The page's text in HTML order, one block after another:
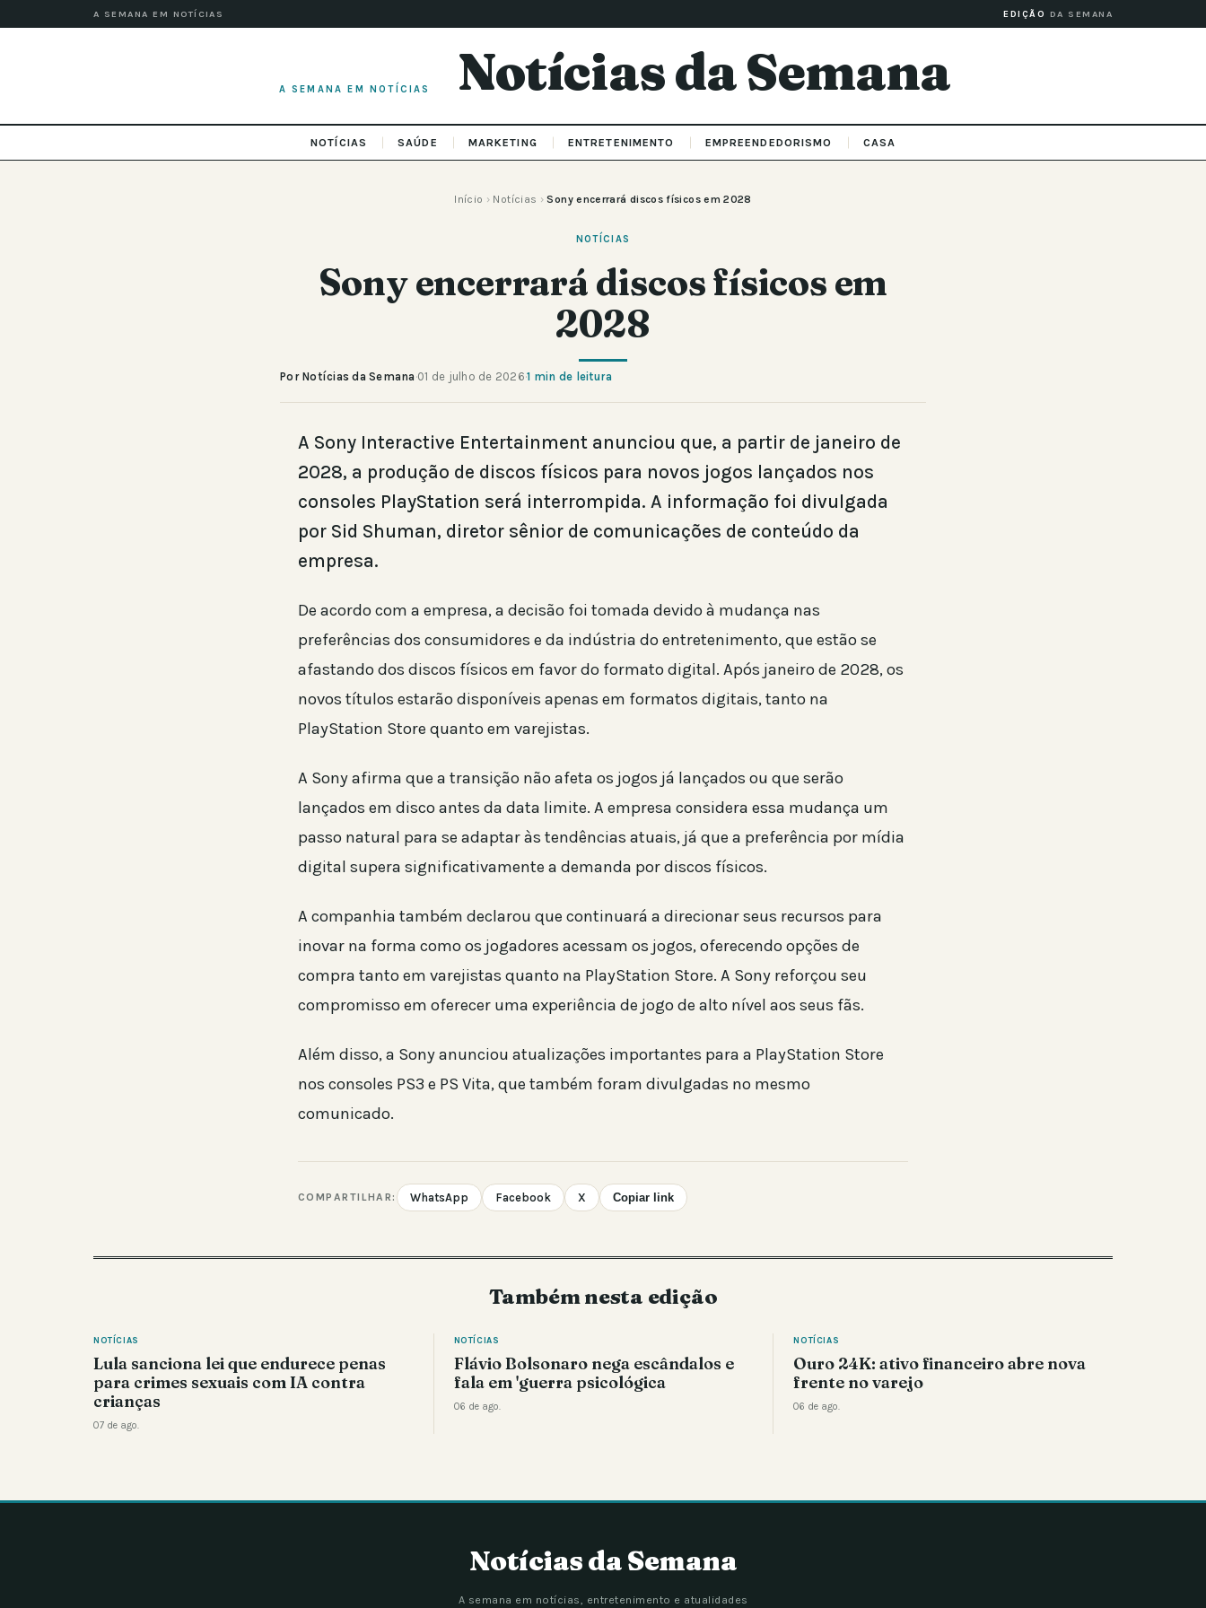
A SEMANA EM NOTÍCIAS EDIÇÃO DA SEMANA
A SEMANA EM NOTÍCIAS Notícias da Semana
NOTÍCIAS SAÚDE MARKETING ENTRETENIMENTO EMPREENDEDORISMO CASA
Início › Notícias › Sony encerrará discos físicos em 2028
NOTÍCIAS
Sony encerrará discos físicos em
2028
Por Notícias da Semana ·01 de julho de 2026·1 min de leitura
A Sony Interactive Entertainment anunciou que, a partir de janeiro de
2028, a produção de discos físicos para novos jogos lançados nos
consoles PlayStation será interrompida. A informação foi divulgada
por Sid Shuman, diretor sênior de comunicações de conteúdo da
empresa.
De acordo com a empresa, a decisão foi tomada devido à mudança nas
preferências dos consumidores e da indústria do entretenimento, que estão se
afastando dos discos físicos em favor do formato digital. Após janeiro de 2028, os
novos títulos estarão disponíveis apenas em formatos digitais, tanto na
PlayStation Store quanto em varejistas.
A Sony afirma que a transição não afeta os jogos já lançados ou que serão
lançados em disco antes da data limite. A empresa considera essa mudança um
passo natural para se adaptar às tendências atuais, já que a preferência por mídia
digital supera significativamente a demanda por discos físicos.
A companhia também declarou que continuará a direcionar seus recursos para
inovar na forma como os jogadores acessam os jogos, oferecendo opções de
compra tanto em varejistas quanto na PlayStation Store. A Sony reforçou seu
compromisso em oferecer uma experiência de jogo de alto nível aos seus fãs.
Além disso, a Sony anunciou atualizações importantes para a PlayStation Store
nos consoles PS3 e PS Vita, que também foram divulgadas no mesmo
comunicado.
COMPARTILHAR: WhatsApp Facebook X Copiar link
Também nesta edição
NOTÍCIAS
Lula sanciona lei que endurece penas
para crimes sexuais com IA contra
crianças
07 de ago.
NOTÍCIAS
Flávio Bolsonaro nega escândalos e
fala em 'guerra psicológica
06 de ago.
NOTÍCIAS
Ouro 24K: ativo financeiro abre nova
frente no varejo
06 de ago.
Notícias da Semana
A semana em notícias, entretenimento e atualidades